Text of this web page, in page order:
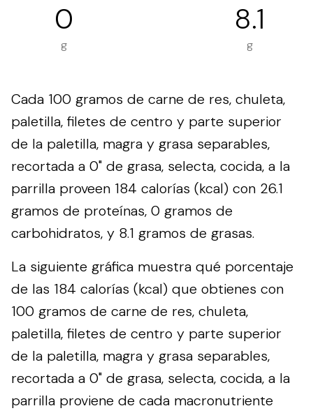
0
g
8.1
g
Cada 100 gramos de carne de res, chuleta,
paletilla, filetes de centro y parte superior
de la paletilla, magra y grasa separables,
recortada a 0" de grasa, selecta, cocida, a la
parrilla proveen 184 calorías (kcal) con 26.1
gramos de proteínas, 0 gramos de
carbohidratos, y 8.1 gramos de grasas.
La siguiente gráfica muestra qué porcentaje
de las 184 calorías (kcal) que obtienes con
100 gramos de carne de res, chuleta,
paletilla, filetes de centro y parte superior
de la paletilla, magra y grasa separables,
recortada a 0" de grasa, selecta, cocida, a la
parrilla proviene de cada macronutriente